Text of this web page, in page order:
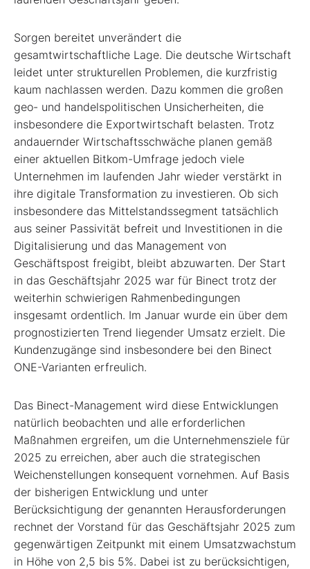
Sorgen bereitet unverändert die
gesamtwirtschaftliche Lage. Die deutsche Wirtschaft
leidet unter strukturellen Problemen, die kurzfristig
kaum nachlassen werden. Dazu kommen die großen
geo- und handelspolitischen Unsicherheiten, die
insbesondere die Exportwirtschaft belasten. Trotz
andauernder Wirtschaftsschwäche planen gemäß
einer aktuellen Bitkom-Umfrage jedoch viele
Unternehmen im laufenden Jahr wieder verstärkt in
ihre digitale Transformation zu investieren. Ob sich
insbesondere das Mittelstandssegment tatsächlich
aus seiner Passivität befreit und Investitionen in die
Digitalisierung und das Management von
Geschäftspost freigibt, bleibt abzuwarten. Der Start
in das Geschäftsjahr 2025 war für Binect trotz der
weiterhin schwierigen Rahmenbedingungen
insgesamt ordentlich. Im Januar wurde ein über dem
prognostizierten Trend liegender Umsatz erzielt. Die
Kundenzugänge sind insbesondere bei den Binect
ONE-Varianten erfreulich.
Das Binect-Management wird diese Entwicklungen
natürlich beobachten und alle erforderlichen
Maßnahmen ergreifen, um die Unternehmensziele für
2025 zu erreichen, aber auch die strategischen
Weichenstellungen konsequent vornehmen. Auf Basis
der bisherigen Entwicklung und unter
Berücksichtigung der genannten Herausforderungen
rechnet der Vorstand für das Geschäftsjahr 2025 zum
gegenwärtigen Zeitpunkt mit einem Umsatzwachstum
in Höhe von 2,5 bis 5%. Dabei ist zu berücksichtigen,